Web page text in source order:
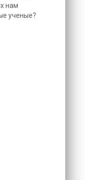
нам
ученые?